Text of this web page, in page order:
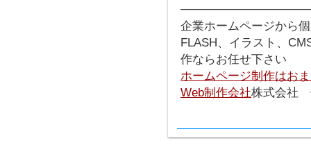
企業ホームページから
FLASH、イラスト、
作ならお任せ下さい
ホームページ制作はお
Web制作会社株式会社